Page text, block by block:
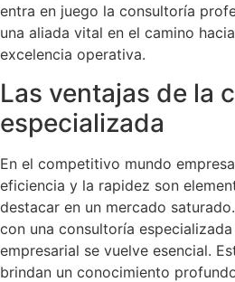
entra en juego la consultoría
una aliada vital en el camino
excelencia operativa.
Las ventajas de la
especializada
En el competitivo mundo
eficiencia y la rapidez son
destacar en un mercado
con una consultoría
empresarial se vuelve esencial.
brindan un conocimiento